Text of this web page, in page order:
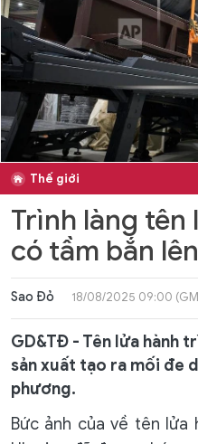
Thế giới
Trình làng tên
có tầm bắn
Sao Đỏ 18/08/2025 09:00
GD&TĐ - Tên lửa hành
sản xuất tạo ra mối đe
phương.
Bức ảnh của về tên